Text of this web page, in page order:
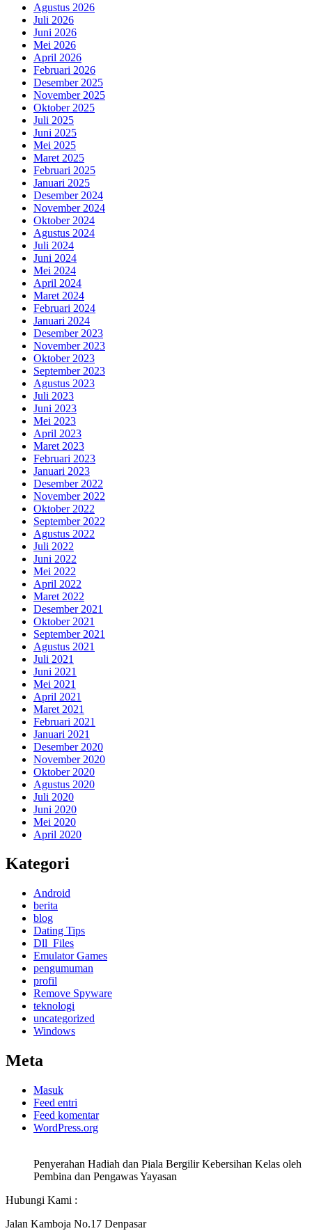
Agustus 2026
Juli 2026
Juni 2026
Mei 2026
April 2026
Februari 2026
Desember 2025
November 2025
Oktober 2025
Juli 2025
Juni 2025
Mei 2025
Maret 2025
Februari 2025
Januari 2025
Desember 2024
November 2024
Oktober 2024
Agustus 2024
Juli 2024
Juni 2024
Mei 2024
April 2024
Maret 2024
Februari 2024
Januari 2024
Desember 2023
November 2023
Oktober 2023
September 2023
Agustus 2023
Juli 2023
Juni 2023
Mei 2023
April 2023
Maret 2023
Februari 2023
Januari 2023
Desember 2022
November 2022
Oktober 2022
September 2022
Agustus 2022
Juli 2022
Juni 2022
Mei 2022
April 2022
Maret 2022
Desember 2021
Oktober 2021
September 2021
Agustus 2021
Juli 2021
Juni 2021
Mei 2021
April 2021
Maret 2021
Februari 2021
Januari 2021
Desember 2020
November 2020
Oktober 2020
Agustus 2020
Juli 2020
Juni 2020
Mei 2020
April 2020
Kategori
Android
berita
blog
Dating Tips
Dll_Files
Emulator Games
pengumuman
profil
Remove Spyware
teknologi
uncategorized
Windows
Meta
Masuk
Feed entri
Feed komentar
WordPress.org
Penyerahan Hadiah dan Piala Bergilir Kebersihan Kelas oleh
Pembina dan Pengawas Yayasan
Hubungi Kami :
Jalan Kamboja No.17 Denpasar